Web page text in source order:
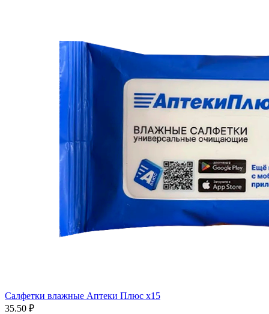
Салфетки влажные Аптеки Плюс x15
35.50 ₽